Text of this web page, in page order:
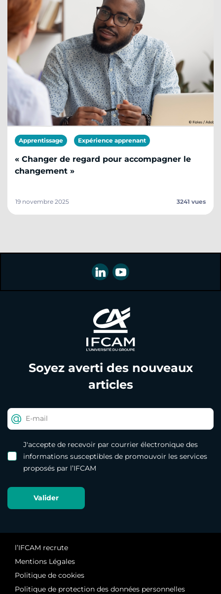
Apprentissage Expérience apprenant
« Changer de regard pour accompagner le
changement »
19 novembre 2025 3241 vues
Soyez averti des nouveaux
articles
J'accepte de recevoir par courrier électronique des
informations susceptibles de promouvoir les services
proposés par l’IFCAM
l’IFCAM recrute
Mentions Légales
Politique de cookies
Politique de protection des données personnelles